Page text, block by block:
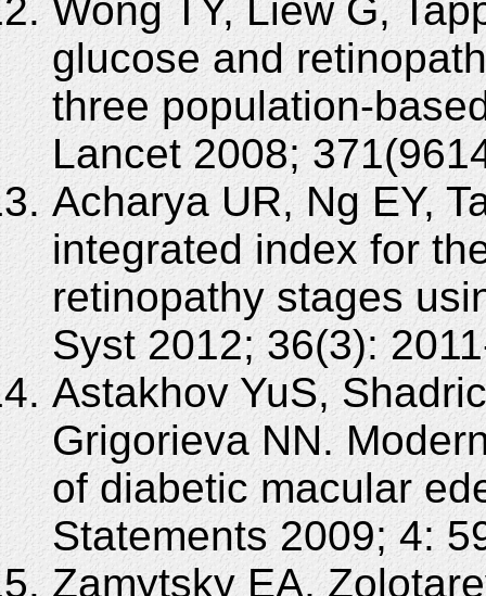
Wong TY, Liew G,
glucose and
three population-
Lancet 2008;
Acharya UR, Ng EY,
integrated index for
retinopathy stages
Syst 2012; 36(3):
Astakhov YuS,
Grigorieva NN.
of diabetic macular
Statements 2009; 4:
Zamytsky EA,